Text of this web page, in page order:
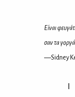
Εί­ναι
σαν τα
―Sidney
I